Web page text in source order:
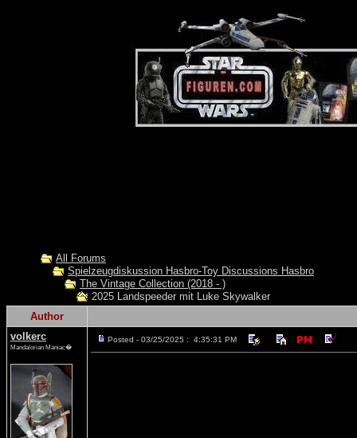
All Forums
Spielzeugdiskussion Hasbro-Toy Discussions Hasbro
The Vintage Collection (2018 - )
2025 Landspeeder mit Luke Skywalker
Author
volkerc
Mandalorian Maniac�
Posted - 03/25/2025 : 4:35:31 PM